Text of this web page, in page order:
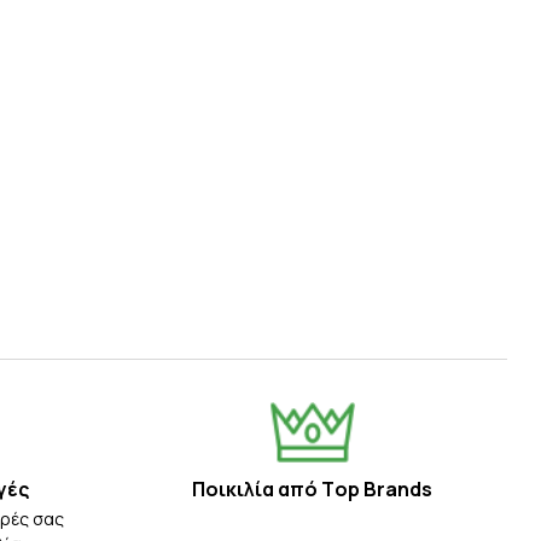
σας
Ποικιλία από Τop Βrands